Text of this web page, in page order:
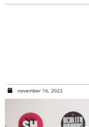
november 16, 2022